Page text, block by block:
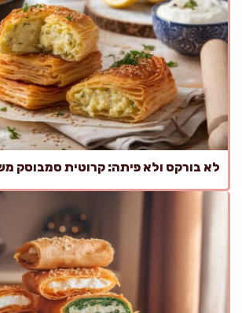
לא בורקס ולא פיתה: קרוטית סמבוסק